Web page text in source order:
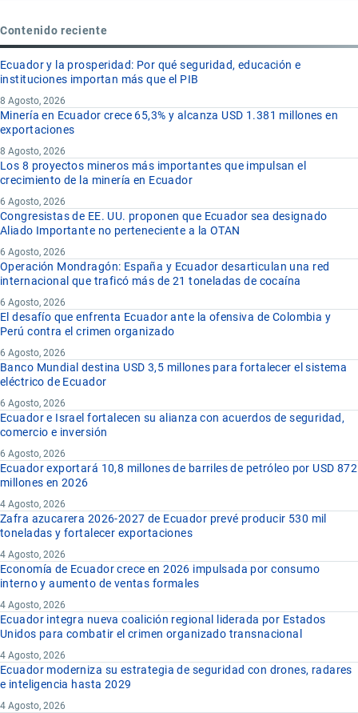
Contenido reciente
Ecuador y la prosperidad: Por qué seguridad, educación e
instituciones importan más que el PIB
8 Agosto, 2026
Minería en Ecuador crece 65,3% y alcanza USD 1.381 millones en
exportaciones
8 Agosto, 2026
Los 8 proyectos mineros más importantes que impulsan el
crecimiento de la minería en Ecuador
6 Agosto, 2026
Congresistas de EE. UU. proponen que Ecuador sea designado
Aliado Importante no perteneciente a la OTAN
6 Agosto, 2026
Operación Mondragón: España y Ecuador desarticulan una red
internacional que traficó más de 21 toneladas de cocaína
6 Agosto, 2026
El desafío que enfrenta Ecuador ante la ofensiva de Colombia y
Perú contra el crimen organizado
6 Agosto, 2026
Banco Mundial destina USD 3,5 millones para fortalecer el sistema
eléctrico de Ecuador
6 Agosto, 2026
Ecuador e Israel fortalecen su alianza con acuerdos de seguridad,
comercio e inversión
6 Agosto, 2026
Ecuador exportará 10,8 millones de barriles de petróleo por USD 872
millones en 2026
4 Agosto, 2026
Zafra azucarera 2026-2027 de Ecuador prevé producir 530 mil
toneladas y fortalecer exportaciones
4 Agosto, 2026
Economía de Ecuador crece en 2026 impulsada por consumo
interno y aumento de ventas formales
4 Agosto, 2026
Ecuador integra nueva coalición regional liderada por Estados
Unidos para combatir el crimen organizado transnacional
4 Agosto, 2026
Ecuador moderniza su estrategia de seguridad con drones, radares
e inteligencia hasta 2029
4 Agosto, 2026